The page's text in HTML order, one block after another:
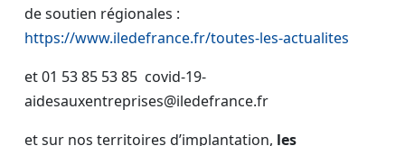
de soutien régionales :
https://www.iledefrance.fr/toutes-les-actualites
et 01 53 85 53 85 covid-19-
aidesauxentreprises@iledefrance.fr
et sur nos territoires d’implantation, les